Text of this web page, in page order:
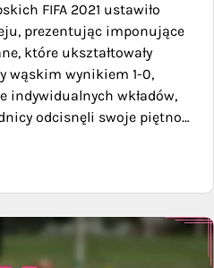
FIFA 2021 ustawiło
prezentując imponujące
które ukształtowały
wąskim wynikiem 1-0,
indywidualnych wkładów,
odcisnęli swoje piętno…